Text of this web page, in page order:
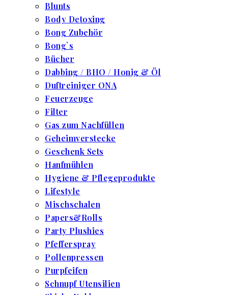
Blunts
Body Detoxing
Bong Zubehör
Bong`s
Bücher
Dabbing / BHO / Honig & Öl
Duftreiniger ONA
Feuerzeuge
Filter
Gas zum Nachfüllen
Geheimverstecke
Geschenk Sets
Hanfmühlen
Hygiene & Pflegeprodukte
Lifestyle
Mischschalen
Papers&Rolls
Party Plushies
Pfefferspray
Pollenpressen
Purpfeifen
Schnupf Utensilien